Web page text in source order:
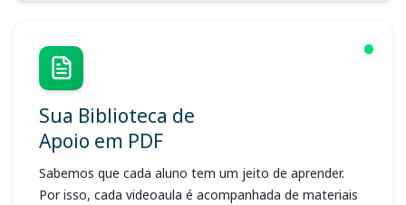
Sua Biblioteca de
Apoio em PDF
Sabemos que cada aluno tem um jeito de aprender.
Por isso, cada videoaula é acompanhada de materiais